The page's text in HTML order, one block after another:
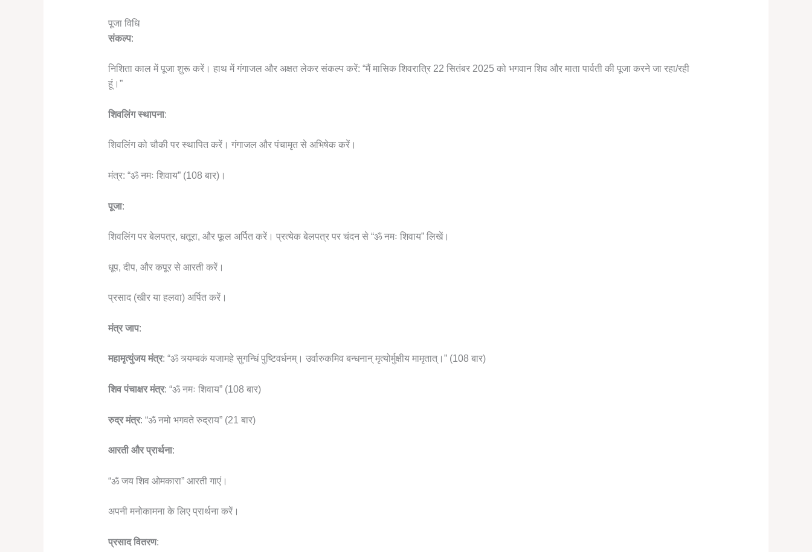
पूजा विधि
संकल्प:
निशिता काल में पूजा शुरू करें। हाथ में गंगाजल और अक्षत लेकर संकल्प करें: “मैं मासिक शिवरात्रि 22 सितंबर 2025 को भगवान शिव और माता पार्वती की पूजा करने जा रहा/रही
हूं।”
शिवलिंग स्थापना:
शिवलिंग को चौकी पर स्थापित करें। गंगाजल और पंचामृत से अभिषेक करें।
मंत्र: “ॐ नमः शिवाय” (108 बार)।
पूजा:
शिवलिंग पर बेलपत्र, धतूरा, और फूल अर्पित करें। प्रत्येक बेलपत्र पर चंदन से “ॐ नमः शिवाय” लिखें।
धूप, दीप, और कपूर से आरती करें।
प्रसाद (खीर या हलवा) अर्पित करें।
मंत्र जाप:
महामृत्युंजय मंत्र: “ॐ त्र्यम्बकं यजामहे सुगन्धिं पुष्टिवर्धनम्। उर्वारुकमिव बन्धनान् मृत्योर्मुक्षीय मामृतात्।” (108 बार)
शिव पंचाक्षर मंत्र: “ॐ नमः शिवाय” (108 बार)
रुद्र मंत्र: “ॐ नमो भगवते रुद्राय” (21 बार)
आरती और प्रार्थना:
“ॐ जय शिव ओमकारा” आरती गाएं।
अपनी मनोकामना के लिए प्रार्थना करें।
प्रसाद वितरण: